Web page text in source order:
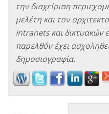
την διαχείριση
μελέτη και τον
intranets και
παρελθόν έχει
δημοσιογραφία.